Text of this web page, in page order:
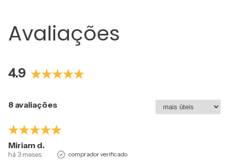
Avaliações
4.9
8 avaliações
Miriam d.
há 3 meses comprador verificado